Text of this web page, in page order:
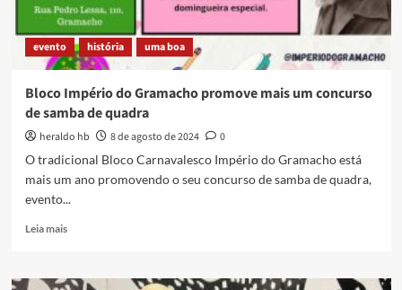
evento história uma boa
Bloco Império do Gramacho promove mais um concurso
de samba de quadra
heraldo hb 8 de agosto de 2024
0
O tradicional Bloco Carnavalesco Império do Gramacho está
mais um ano promovendo o seu concurso de samba de quadra,
evento...
Leia maisRead
Bloco